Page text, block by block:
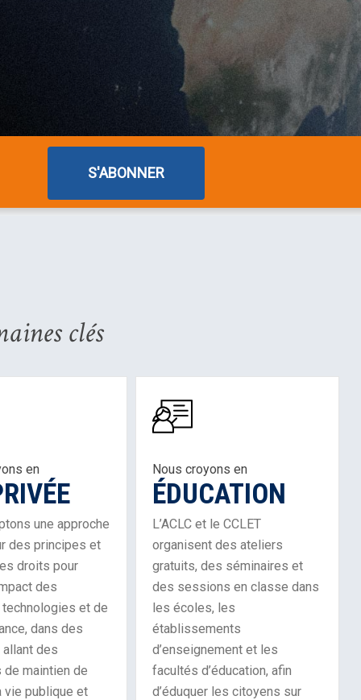
S'ABONNER
clés
en
une approche
des principes et
droits pour
des
et de
dans des
des
maintien de
vie publique et
Nous croyons en
ÉDUCATION
L’ACLC et le CCLET
organisent des ateliers
gratuits, des séminaires et
des sessions en classe dans
les écoles, les
établissements
d’enseignement et les
facultés d’éducation, afin
d’éduquer les citoyens sur
More
About
Work